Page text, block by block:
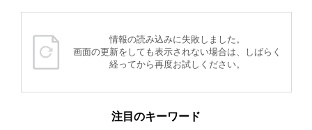
情報の読み込みに失敗しました。
画面の更新をしても表示されない場合は、しばらく
経ってから再度お試しください。
注目のキーワード